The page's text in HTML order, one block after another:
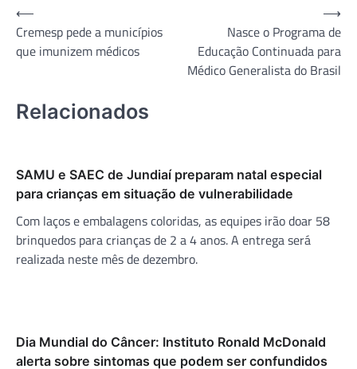
Navegação
de
Post
⟵
Cremesp pede a municípios
que imunizem médicos
Nasce o Programa de
Educação Continuada para
Médico Generalista do Brasil
⟶
Relacionados
SAMU e SAEC de Jundiaí preparam natal especial
para crianças em situação de vulnerabilidade
Com laços e embalagens coloridas, as equipes irão doar 58
brinquedos para crianças de 2 a 4 anos. A entrega será
realizada neste mês de dezembro.
Dia Mundial do Câncer: Instituto Ronald McDonald
alerta sobre sintomas que podem ser confundidos